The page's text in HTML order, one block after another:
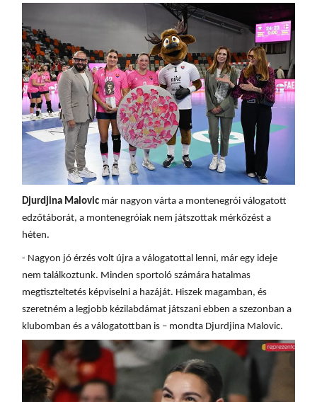
Djurdjina Malovic már nagyon várta a montenegrói válogatott
edzőtáborát, a montenegróiak nem játszottak mérkőzést a
héten.
- Nagyon jó érzés volt újra a válogatottal lenni, már egy ideje
nem találkoztunk. Minden sportoló számára hatalmas
megtiszteltetés képviselni a hazáját. Hiszek magamban, és
szeretném a legjobb kézilabdámat játszani ebben a szezonban a
klubomban és a válogatottban is – mondta Djurdjina Malovic.